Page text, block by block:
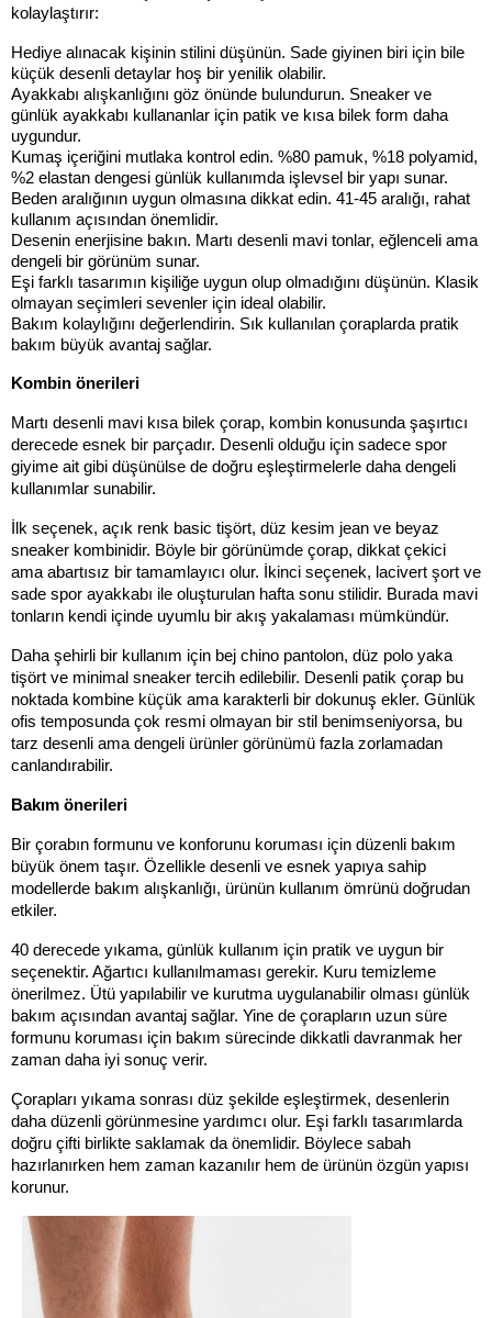
kolaylaştırır:
Hediye alınacak kişinin stilini düşünün. Sade giyinen biri için bile
küçük desenli detaylar hoş bir yenilik olabilir.
Ayakkabı alışkanlığını göz önünde bulundurun. Sneaker ve
günlük ayakkabı kullananlar için patik ve kısa bilek form daha
uygundur.
Kumaş içeriğini mutlaka kontrol edin. %80 pamuk, %18 polyamid,
%2 elastan dengesi günlük kullanımda işlevsel bir yapı sunar.
Beden aralığının uygun olmasına dikkat edin. 41-45 aralığı, rahat
kullanım açısından önemlidir.
Desenin enerjisine bakın. Martı desenli mavi tonlar, eğlenceli ama
dengeli bir görünüm sunar.
Eşi farklı tasarımın kişiliğe uygun olup olmadığını düşünün. Klasik
olmayan seçimleri sevenler için ideal olabilir.
Bakım kolaylığını değerlendirin. Sık kullanılan çoraplarda pratik
bakım büyük avantaj sağlar.
Kombin önerileri
Martı desenli mavi kısa bilek çorap, kombin konusunda şaşırtıcı
derecede esnek bir parçadır. Desenli olduğu için sadece spor
giyime ait gibi düşünülse de doğru eşleştirmelerle daha dengeli
kullanımlar sunabilir.
İlk seçenek, açık renk basic tişört, düz kesim jean ve beyaz
sneaker kombinidir. Böyle bir görünümde çorap, dikkat çekici
ama abartısız bir tamamlayıcı olur. İkinci seçenek, lacivert şort ve
sade spor ayakkabı ile oluşturulan hafta sonu stilidir. Burada mavi
tonların kendi içinde uyumlu bir akış yakalaması mümkündür.
Daha şehirli bir kullanım için bej chino pantolon, düz polo yaka
tişört ve minimal sneaker tercih edilebilir. Desenli patik çorap bu
noktada kombine küçük ama karakterli bir dokunuş ekler. Günlük
ofis temposunda çok resmi olmayan bir stil benimseniyorsa, bu
tarz desenli ama dengeli ürünler görünümü fazla zorlamadan
canlandırabilir.
Bakım önerileri
Bir çorabın formunu ve konforunu koruması için düzenli bakım
büyük önem taşır. Özellikle desenli ve esnek yapıya sahip
modellerde bakım alışkanlığı, ürünün kullanım ömrünü doğrudan
etkiler.
40 derecede yıkama, günlük kullanım için pratik ve uygun bir
seçenektir. Ağartıcı kullanılmaması gerekir. Kuru temizleme
önerilmez. Ütü yapılabilir ve kurutma uygulanabilir olması günlük
bakım açısından avantaj sağlar. Yine de çorapların uzun süre
formunu koruması için bakım sürecinde dikkatli davranmak her
zaman daha iyi sonuç verir.
Çorapları yıkama sonrası düz şekilde eşleştirmek, desenlerin
daha düzenli görünmesine yardımcı olur. Eşi farklı tasarımlarda
doğru çifti birlikte saklamak da önemlidir. Böylece sabah
hazırlanırken hem zaman kazanılır hem de ürünün özgün yapısı
korunur.